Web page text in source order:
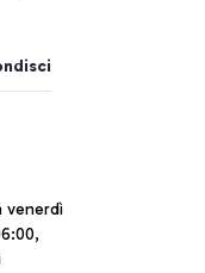
venerdì